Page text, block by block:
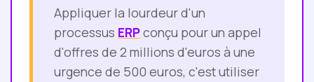
Appliquer la lourdeur d'un
processus ERPconçu pour un appel
d'offres de 2 millions d'euros à une
urgence de 500 euros, c'est utiliser